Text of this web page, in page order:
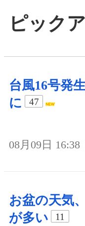
ピック
台風16号発
に
47
08月09日 16:38
お盆の天気
が多い
11